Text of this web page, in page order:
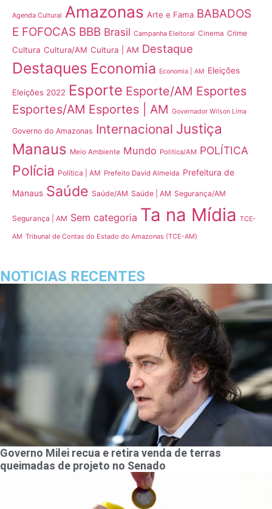
Agenda Cultural Amazonas Arte e Fama BABADOS
E FOFOCAS BBB Brasil Campanha Eleitoral Cinema Crime
Cultura Cultura/AM Cultura | AM Destaque
Destaques Economia Economia | AM Eleições
Eleições 2022 Esporte Esporte/AM Esportes
Esportes/AM Esportes | AM Governador Wilson Lima
Governo do Amazonas Internacional Justiça
Manaus Meio Ambiente Mundo Politica/AM POLÍTICA
Polícia Política | AM Prefeito David Almeida Prefeitura de
Manaus Saúde Saúde/AM Saúde | AM Segurança/AM
Segurança | AM Sem categoria Ta na Mídia TCE-
AM Tribunal de Contas do Estado do Amazonas (TCE-AM)
NOTICIAS RECENTES
Governo Milei recua e retira venda de terras
queimadas de projeto no Senado